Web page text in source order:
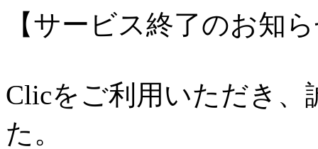
【サービス終了のお知
Clicをご利用いただき
た。